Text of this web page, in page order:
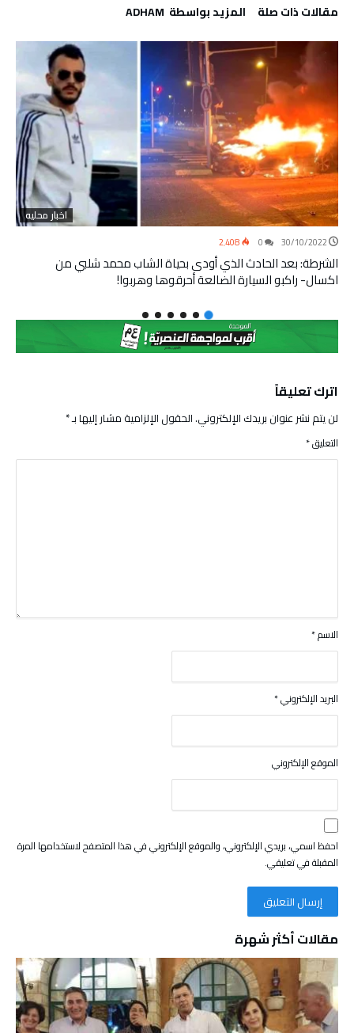
‫مقالات ذات صلة‬ ‫‫المزيد بواسطة‬ ‬ ADHAM
اخبار محليه
30/10/2022 2٬408
الشرطة: بعد الحادث الذي أودى بحياة الشاب محمد شلبي من
اكسال- راكبو السيارة الضالعة أحرقوها وهربوا!
اترك تعليقاً
لن يتم نشر عنوان بريدك الإلكتروني.الحقول الإلزامية مشار إليها بـ*
التعليق*
الاسم*
البريد الإلكتروني*
الموقع الإلكتروني
احفظ اسمي، بريدي الإلكتروني، والموقع الإلكتروني في هذا المتصفح لاستخدامها المرة
المقبلة في تعليقي.
مقالات أكثر شهرة